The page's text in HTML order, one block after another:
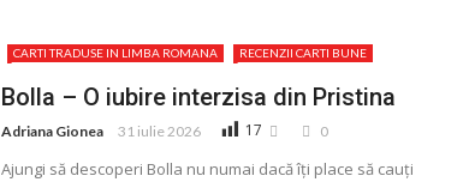
CARTI TRADUSE IN LIMBA ROMANA RECENZII CARTI BUNE
Bolla – O iubire interzisa din Pristina
Adriana Gionea 31 iulie 2026 17 0
Ajungi să descoperi Bolla nu numai dacă îţi place să cauţi